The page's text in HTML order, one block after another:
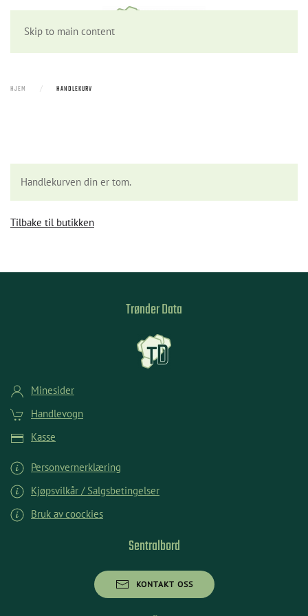
Skip to main content
HJEM HANDLEKURV
Handlekurven din er tom.
Tilbake til butikken
Trønder Data
Minesider
Handlevogn
Kasse
Personvernerklæring
Kjøpsvilkår / Salgsbetingelser
Bruk av coockies
Sentralbord
KONTAKT OSS